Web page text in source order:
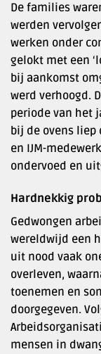
De families
werden
werken onder
gelokt met een
bij aankomst
werd verhoogd.
periode van het
bij de ovens liep
en IJM-
ondervoed en
Hardnekkig
Gedwongen
wereldwijd een
uit nood vaak
overleven,
toenemen en
doorgegeven.
mensen in